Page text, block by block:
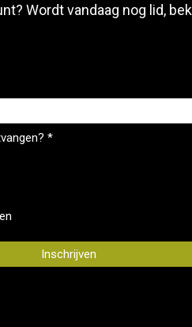
Wordt vandaag nog lid,
*
Inschrijven